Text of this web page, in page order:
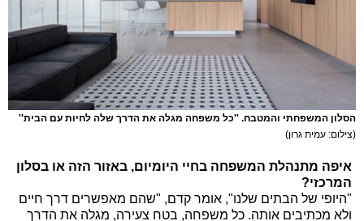
הסלון המשפחתי והמטבח. ''כל משפחה מגלה את הדרך שלה לחיות עם הבית''
(צילום: עמית גרון)
איפה מתנהלת המשפחה בחיי היומיום, באזור הזה או בסלון
המרכזי?
"היופי של הבתים שלנו", אומר קדם, "שהם מאפשרים דרך חיים
ולא מכתיבים אותה. כל משפחה, בטח צעירה, מגלה את הדרך